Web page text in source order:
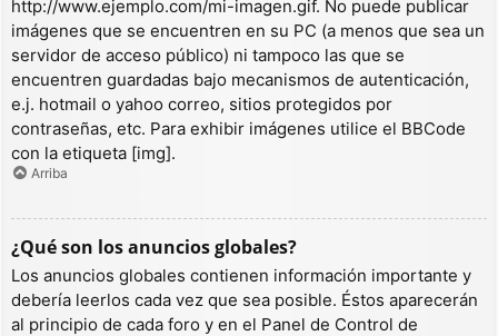
http://www.ejemplo.com/mi-imagen.gif. No puede publicar
imágenes que se encuentren en su PC (a menos que sea un
servidor de acceso público) ni tampoco las que se
encuentren guardadas bajo mecanismos de autenticación,
e.j. hotmail o yahoo correo, sitios protegidos por
contraseñas, etc. Para exhibir imágenes utilice el BBCode
con la etiqueta [img].
Arriba
¿Qué son los anuncios globales?
Los anuncios globales contienen información importante y
debería leerlos cada vez que sea posible. Éstos aparecerán
al principio de cada foro y en el Panel de Control de